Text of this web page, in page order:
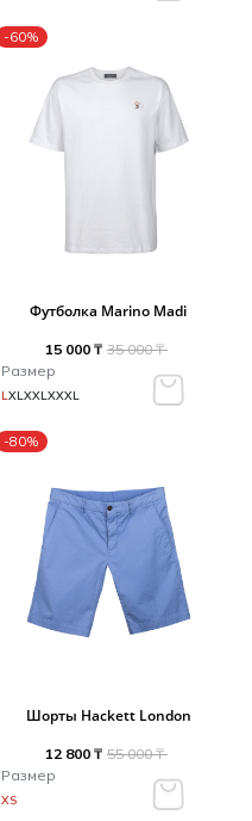
-60%
Футболка Marino Madi
15 000 ₸ 35 000 ₸
Размер
L XL XXL XXXL
-80%
Шорты Hackett London
12 800 ₸ 55 000 ₸
Размер
XS